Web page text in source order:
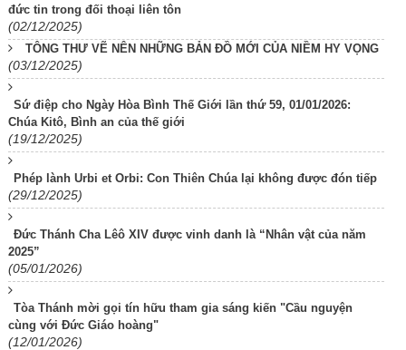
đức tin trong đối thoại liên tôn
(02/12/2025)
TÔNG THƯ VẼ NÊN NHỮNG BẢN ĐỒ MỚI CỦA NIỀM HY VỌNG
(03/12/2025)
Sứ điệp cho Ngày Hòa Bình Thế Giới lần thứ 59, 01/01/2026:
Chúa Kitô, Bình an của thế giới
(19/12/2025)
Phép lành Urbi et Orbi: Con Thiên Chúa lại không được đón tiếp
(29/12/2025)
Đức Thánh Cha Lêô XIV được vinh danh là “Nhân vật của năm
2025”
(05/01/2026)
Tòa Thánh mời gọi tín hữu tham gia sáng kiến "Cầu nguyện
cùng với Đức Giáo hoàng"
(12/01/2026)